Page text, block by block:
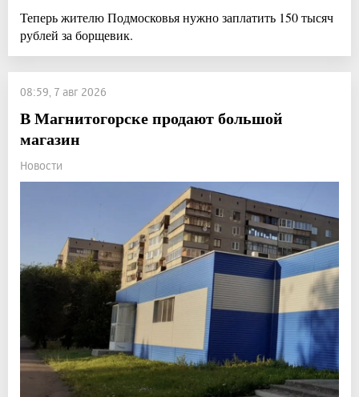
Теперь жителю Подмосковья нужно заплатить 150 тысяч
рублей за борщевик.
08:59, 7 авг 2026
В Магнитогорске продают большой
магазин
Новости